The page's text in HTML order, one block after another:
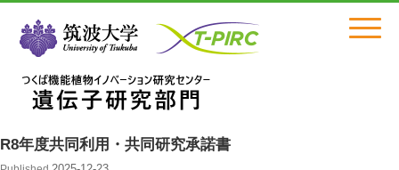
Click
R8年度共同利用・共同研究承諾書